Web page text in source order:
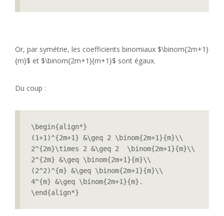
Or, par symétrie, les coefficients binomiaux $\binom{2m+1}
{m}$ et $\binom{2m+1}{m+1}$ sont égaux.
Du coup :
\begin{align*}
(1+1)^{2m+1} &\geq 2 \binom{2m+1}{m}\\
2^{2m}\times 2 &\geq 2  \binom{2m+1}{m}\\
2^{2m} &\geq \binom{2m+1}{m}\\
(2^2)^{m} &\geq \binom{2m+1}{m}\\
4^{m} &\geq \binom{2m+1}{m}.
\end{align*}